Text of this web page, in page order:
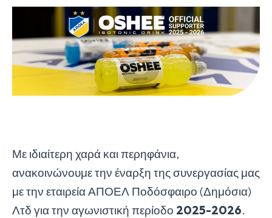
Με ιδιαίτερη χαρά και περηφάνια,
ανακοινώνουμε την έναρξη της συνεργασίας μας
με την εταιρεία ΑΠΟΕΛ Ποδόσφαιρο (Δημόσια)
Λτδ για την αγωνιστική περίοδο 2025-2026.